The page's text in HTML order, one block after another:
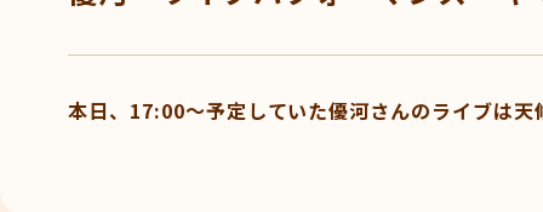
本日、17:00～予定していた優河さんのライブは天